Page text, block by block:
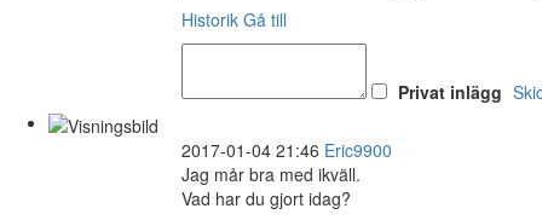
Historik Gå till
Privat inlägg
2017-01-04 21:46 Eric9900
Jag mår bra med ikväll.
Vad har du gjort idag?